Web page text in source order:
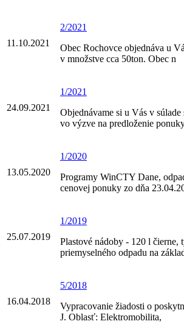
11.10.2021
2/2021
Obec Rochovce objednáva u
v množstve cca 50ton. Obec n
24.09.2021
1/2021
Objednávame si u Vás v
vo výzve na predloženie
13.05.2020
1/2020
Programy WinCTY Dane,
cenovej ponuky zo dňa
25.07.2019
1/2019
Plastové nádoby - 120 l čierne,
priemyselného odpadu na
16.04.2018
5/2018
Vypracovanie žiadosti o
J. Oblasť: Elektromobilita,